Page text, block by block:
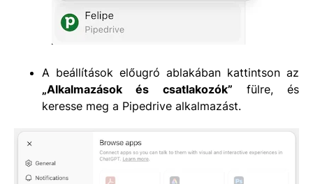
A beállítások előugró ablakában kattintson az
„Alkalmazások és csatlakozók” fülre, és
keresse meg a Pipedrive alkalmazást.